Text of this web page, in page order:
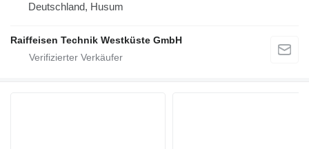
Deutschland, Husum
Raiffeisen Technik Westküste GmbH